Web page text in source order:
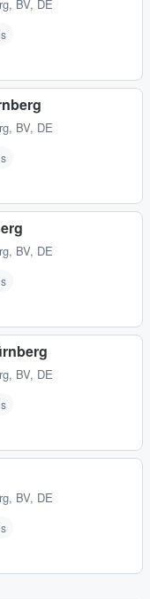
BV, DE
BV, DE
BV, DE
BV, DE
BV, DE